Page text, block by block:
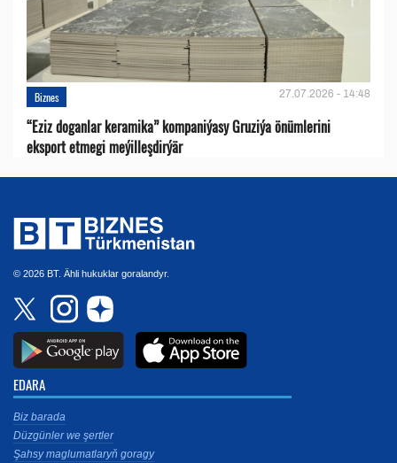
Biznes 27.07.2026 - 14:48
“Eziz doganlar keramika” kompaniýasy Gruziýa önümlerini
eksport etmegi meýilleşdirýär
© 2026 BT. Ähli hukuklar goralandyr.
EDARA
Biz barada
Düzgünler we şertler
Şahsy maglumatlaryň goragy